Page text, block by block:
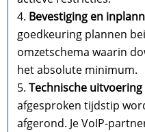
Bevestiging en
goedkeuring plannen
omzetschema waarin
het absolute minimum.
Technische
afgesproken tijdstip
afgerond. Je VoIP-